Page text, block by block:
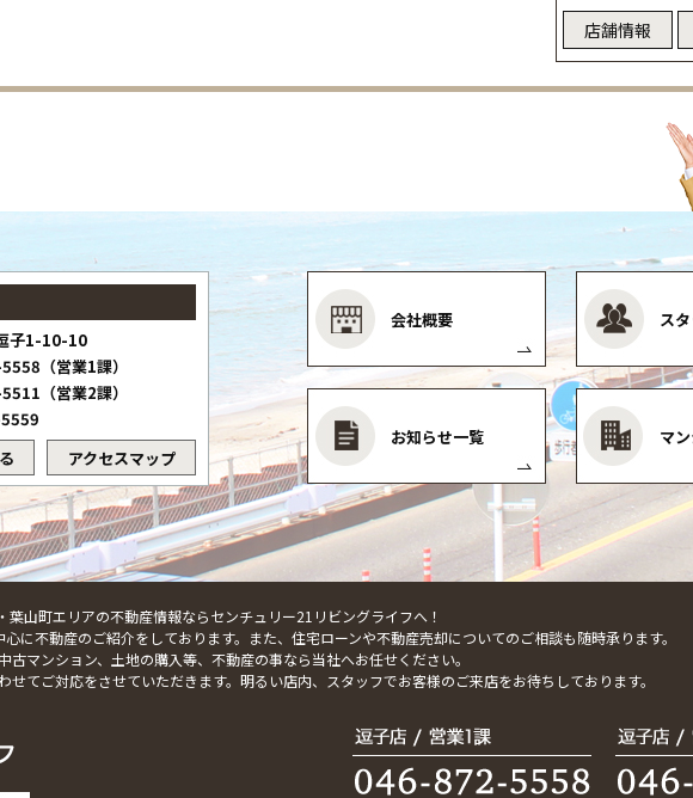
店舗情報
子1-10-10
（営業1課）
（営業2課）
アクセスマップ
会社概要 ス
お知らせ一覧 マ
葉山町エリアの不動産情報ならセンチュリー21リビングライフへ！
に不動産のご紹介をしております。また、住宅ローンや不動産売却についてのご相談も随時承ります。
古マンション、土地の購入等、不動産の事なら当社へお任せください。
てご対応をさせていただきます。明るい店内、スタッフでお客様のご来店をお待ちしております。